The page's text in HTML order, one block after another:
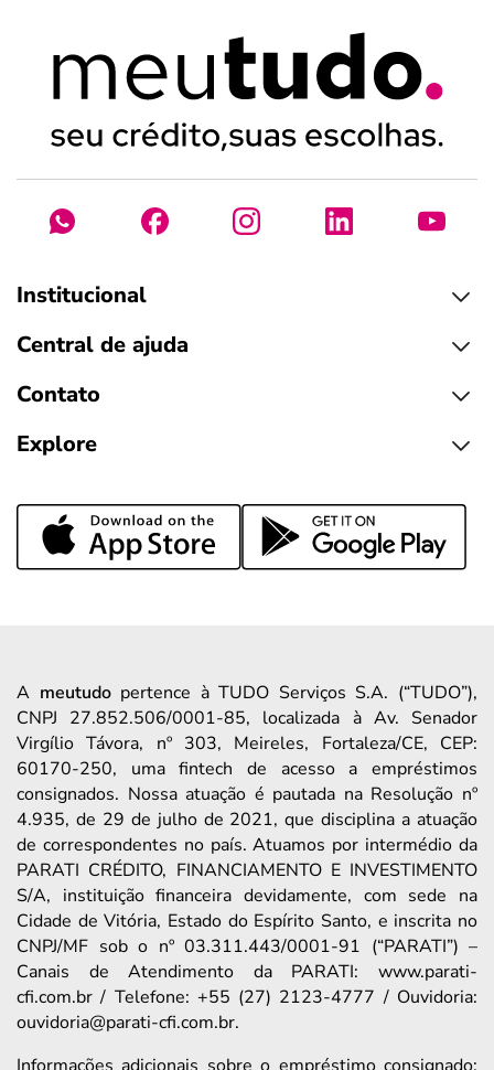
Institucional
Central de ajuda
Contato
Explore
A meutudopertence à TUDO Serviços S.A. (“TUDO”),
CNPJ 27.852.506/0001-85, localizada à Av. Senador
Virgílio Távora, nº 303, Meireles, Fortaleza/CE, CEP:
60170-250, uma fintech de acesso a empréstimos
consignados. Nossa atuação é pautada na Resolução nº
4.935, de 29 de julho de 2021, que disciplina a atuação
de correspondentes no país. Atuamos por intermédio da
PARATI CRÉDITO, FINANCIAMENTO E INVESTIMENTO
S/A, instituição financeira devidamente, com sede na
Cidade de Vitória, Estado do Espírito Santo, e inscrita no
CNPJ/MF sob o nº 03.311.443/0001-91 (“PARATI”) –
Canais de Atendimento da PARATI: www.parati-
cfi.com.br / Telefone: +55 (27) 2123-4777 / Ouvidoria:
ouvidoria@parati-cfi.com.br.